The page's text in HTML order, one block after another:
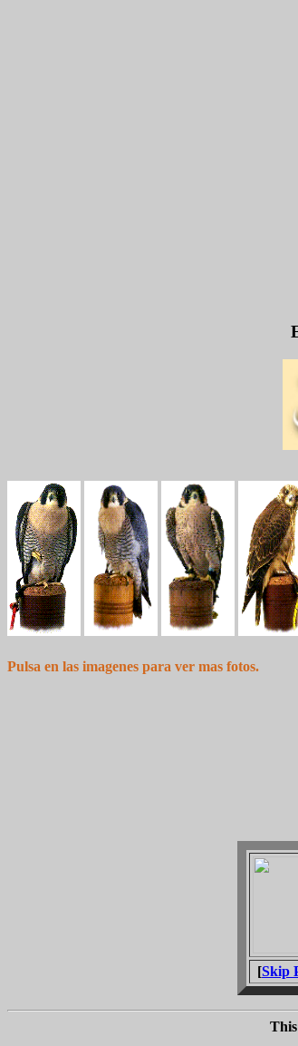
Pulsa en las imagenes para ver mas fotos.
[Skip